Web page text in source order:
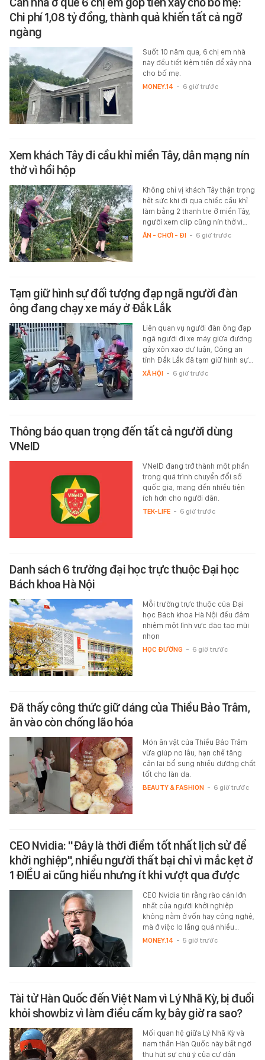
Chi phí 1,08 tỷ đồng, thành quả khiến tất cả ngỡ
ngàng
Suốt 10 năm qua, 6 chị em nhà
này đều tiết kiệm tiền để xây nhà
cho bố mẹ.
MONEY.14 - 6 giờ trước
Xem khách Tây đi cầu khỉ miền Tây, dân mạng nín
thở vì hồi hộp
Không chỉ vị khách Tây thận trọng
hết sức khi đi qua chiếc cầu khỉ
làm bằng 2 thanh tre ở miền Tây,
người xem clip cũng nín thở vì…
ĂN - CHƠI - ĐI - 6 giờ trước
Tạm giữ hình sự đối tượng đạp ngã người đàn
ông đang chạy xe máy ở Đắk Lắk
Liên quan vụ người đàn ông đạp
ngã người đi xe máy giữa đường
gây xôn xao dư luận, Công an
tỉnh Đắk Lắk đã tạm giữ hình sự…
XÃ HỘI - 6 giờ trước
Thông báo quan trọng đến tất cả người dùng
VNeID
VNeID đang trở thành một phần
trong quá trình chuyển đổi số
quốc gia, mang đến nhiều tiện
ích hơn cho người dân.
TEK-LIFE - 6 giờ trước
Danh sách 6 trường đại học trực thuộc Đại học
Bách khoa Hà Nội
Mỗi trường trực thuộc của Đại
học Bách khoa Hà Nội đều đảm
nhiệm một lĩnh vực đào tạo mũi
nhọn
HỌC ĐƯỜNG - 6 giờ trước
Đã thấy công thức giữ dáng của Thiều Bảo Trâm,
ăn vào còn chống lão hóa
Món ăn vặt của Thiều Bảo Trâm
vừa giúp no lâu, hạn chế tăng
cân lại bổ sung nhiều dưỡng chất
tốt cho làn da.
BEAUTY & FASHION - 6 giờ trước
CEO Nvidia: "Đây là thời điểm tốt nhất lịch sử để
khởi nghiệp", nhiều người thất bại chỉ vì mắc kẹt ở
1 ĐIỀU ai cũng hiểu nhưng ít khi vượt qua được
CEO Nvidia tin rằng rào cản lớn
nhất của người khởi nghiệp
không nằm ở vốn hay công nghệ,
mà ở việc lo lắng quá nhiều…
MONEY.14 - 5 giờ trước
Tài tử Hàn Quốc đến Việt Nam vì Lý Nhã Kỳ, bị đuổi
khỏi showbiz vì làm điều cấm kỵ bây giờ ra sao?
Mối quan hệ giữa Lý Nhã Kỳ và
nam thần Hàn Quốc này bất ngờ
thu hút sự chú ý của cư dân